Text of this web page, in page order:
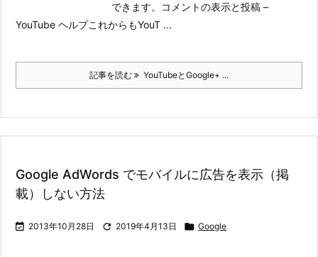
できます。
コメントの表示と投稿 –
YouTube ヘルプこれからもYouT ...
記事を読む YouTubeとGoogle+ ...
Google AdWords でモバイルに広告を表示（掲
載）しない方法
 2013年10月28日  2019年4月13日  Google